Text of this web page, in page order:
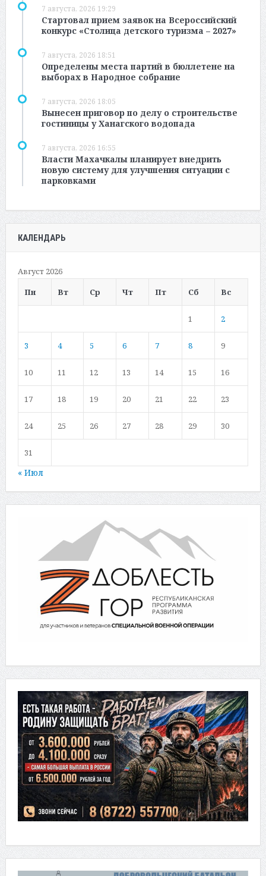
7 августа, 2026 19:29
Стартовал прием заявок на Всероссийский
конкурс «Столица детского туризма – 2027»
7 августа, 2026 18:51
Определены места партий в бюллетене на
выборах в Народное собрание
7 августа, 2026 18:05
Вынесен приговор по делу о строительстве
гостиницы у Ханагского водопада
7 августа, 2026 16:55
Власти Махачкалы планирует внедрить
новую систему для улучшения ситуации с
парковками
КАЛЕНДАРЬ
Август 2026
Пн
Вт Ср Чт Пт Сб Вс
1 2
3 4 5 6 7 8 9
10 11 12 13 14 15 16
17 18 19 20 21 22 23
24 25 26 27 28 29 30
31
« Июл